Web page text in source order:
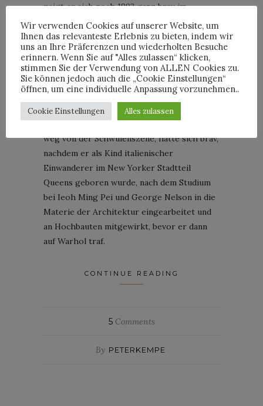
zeigt er sich noch 1993 ganz brav im
Trachtenjanker oder wallendem Armani-
Anzug in der amerikanischen Ausgabe von
Architectural Digest. Erst später kehrt er
zu dem Fetisch Outfit zurück, das er als
junger Mann getragen hat und ihn seinen
ersten einflussreichen Auftraggeber 1978
einbrachte – Andy Warhol.
Marino, mit einer Frau verheiratet und weit
weg von der Schwulenszene, hatte sich brav,
nachdem er als Kind italienischer
Einwanderer im New Yorker Stadtteil
Queens geboren wurde, nach dem Studium
bei Ieoh Ming Pei und George Nelson in die
Materie der Architektur eingearbeitet und
an Hochbauten mitgewirkt, bevor er dann
auf Warhol traf.
CONTINUE READING
5Comments
By PETERKEMPE
Wir verwenden Cookies auf unserer Website, um
Ihnen das relevanteste Erlebnis zu bieten, indem wir
uns an Ihre Präferenzen und wiederholten Besuche
erinnern. Wenn Sie auf "Alles zulassen“ klicken,
stimmen Sie der Verwendung von ALLEN Cookies zu.
Sie können jedoch auch die „Cookie Einstellungen“
öffnen, um eine individuelle Anpassung vorzunehmen..
Cookie Einstellungen Alles zulassen